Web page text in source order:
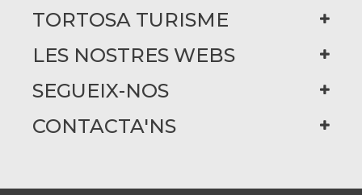
TORTOSA TURISME
LES NOSTRES WEBS
SEGUEIX-NOS
CONTACTA'NS